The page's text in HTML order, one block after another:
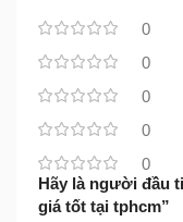
0
0
0
0
0
Hãy là người đầu
giá tốt tại tphcm”